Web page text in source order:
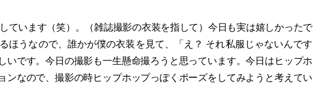
ています（笑）。（雑誌撮影の衣装を指して）今日も実は嬉しかったで
ほうなので、誰かが僕の衣装を見て、「え？ それ私服じゃないんです
いです。今日の撮影も一生懸命撮ろうと思っています。今日はヒップホ
ンなので、撮影の時ヒップホップっぽくポーズをしてみようと考えてい